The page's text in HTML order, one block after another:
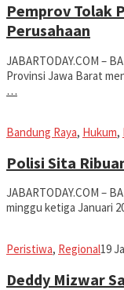
Pemprov Tolak
Perusahaan
JABARTODAY.COM –
Provinsi Jawa Barat
…
Bandung Raya, Hukum,
Polisi Sita
JABARTODAY.COM –
minggu ketiga Januari
Peristiwa, Regional19
Deddy Mizwar